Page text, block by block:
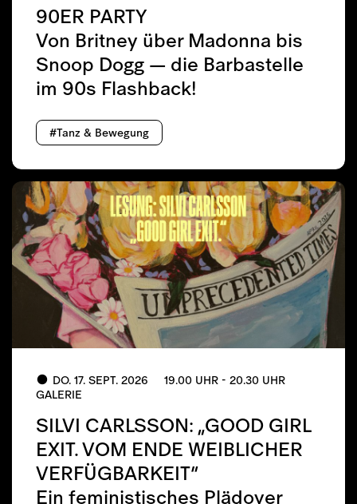
90ER PARTY
Von Britney über Madonna bis
Snoop Dogg — die Barbastelle
im 90s Flashback!
#Tanz & Bewegung
DO. 17. SEPT. 2026
19.00 UHR - 20.30 UHR
GALERIE
SILVI CARLSSON: „GOOD GIRL
EXIT. VOM ENDE WEIBLICHER
VERFÜGBARKEIT“
Ein feministisches Plädoyer